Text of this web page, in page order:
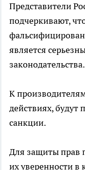
Представители
подчеркивают,
является
законодательства.
К
действиях,
санкции.
Для защиты прав
их уверенности в